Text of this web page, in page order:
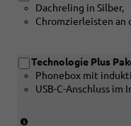
für
DSG
3-
Speichen-
Multifunktions-
mit:
[PYC]
Paket)
(nur
in
Dachreling in Silber,
Chromzierleisten an
Technologie Plus
Phonebox mit
USB-C-Anschluss im